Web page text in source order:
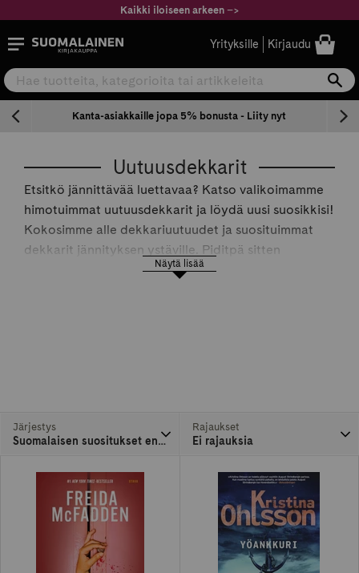
Kaikki iloiseen arkeen –>
Suomalainen.com
Hae tuotteita, kategorioita tai artikkeleita
Yrityksille Kirjaudu
Kanta-asiakkaille jopa 5% bonusta - Liity nyt
Uutuusdekkarit
Etsitkö jännittävää luettavaa? Katso valikoimamme
himotuimmat uutuusdekkarit ja löydä uusi suosikkisi!
Kokosimme alle dekkariuutuudet ja suosituimmat
dekkarit jännityksen ystäville. Piditpä sitten
psykologisesta jännityksestä, rikosromaanista,
Näytä lisää
Järjestys
Suomalaisen suositukset ensin
Rajaukset
Ei rajauksia